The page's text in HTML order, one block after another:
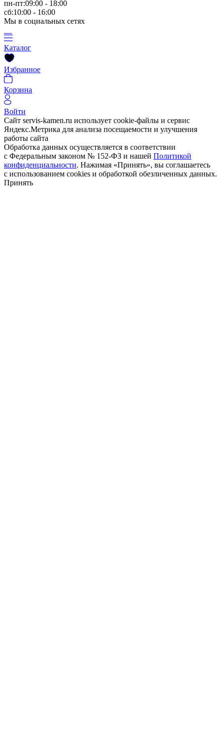
пн-пт:09:00 - 18:00
сб:10:00 - 16:00
Мы в социальных сетях
Каталог
Избранное
Корзина
Войти
Сайт servis-kamen.ru использует cookie-файлы и сервис
Яндекс.Метрика для анализа посещаемости и улучшения
работы сайта
Обработка данных осуществляется в соответствии
с Федеральным законом № 152-ФЗ и нашей Политикой
конфиденциальности. Нажимая «Принять», вы соглашаетесь
с использованием cookies и обработкой обезличенных данных.
Принять